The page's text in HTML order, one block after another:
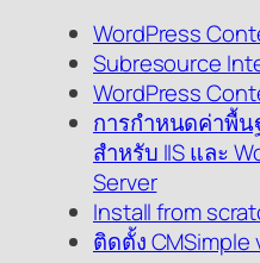
WordPress
Subresource
WordPress
การกำหนดค่าพื้
สำหรับ IIS และ
Server
Install from
ติดตั้ง CMSimple